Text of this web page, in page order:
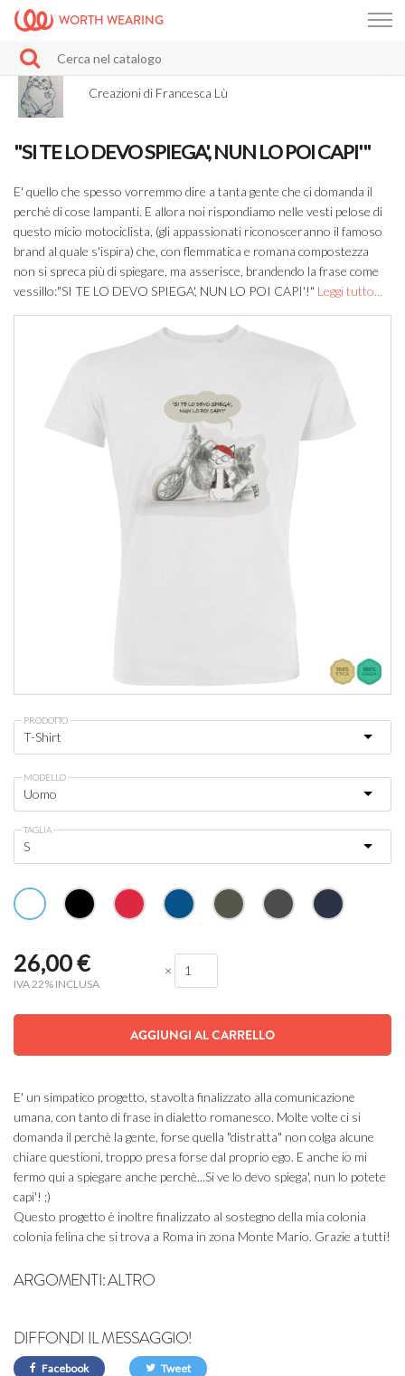
WORTH WEARING
Creazioni di Francesca Lù
"SI TE LO DEVO SPIEGA', NUN LO POI CAPI'"
E' quello che spesso vorremmo dire a tanta gente che ci domanda il
perchè di cose lampanti. E allora noi rispondiamo nelle vesti pelose di
questo micio motociclista, (gli appassionati riconosceranno il famoso
brand al quale s'ispira) che, con flemmatica e romana compostezza
non si spreca più di spiegare, ma asserisce, brandendo la frase come
vessillo:"SI TE LO DEVO SPIEGA', NUN LO POI CAPI'!" Leggi tutto...
PRODOTTO
MODELLO
TAGLIA
26,00€
IVA 22% INCLUSA
×
AGGIUNGI AL CARRELLO
E' un simpatico progetto, stavolta finalizzato alla comunicazione
umana, con tanto di frase in dialetto romanesco. Molte volte ci si
domanda il perchè la gente, forse quella "distratta" non colga alcune
chiare questioni, troppo presa forse dal proprio ego. E anche io mi
fermo qui a spiegare anche perchè...Si ve lo devo spiega', nun lo potete
capi'! ;)
Questo progetto è inoltre finalizzato al sostegno della mia colonia
colonia felina che si trova a Roma in zona Monte Mario. Grazie a tutti!
ARGOMENTI:ALTRO
DIFFONDI IL MESSAGGIO!
Facebook Tweet